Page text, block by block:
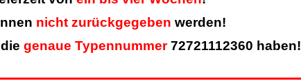
nicht zurückgegeben werden!
genaue Typennummer72721112360 haben!